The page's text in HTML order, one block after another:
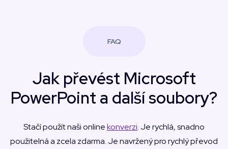
FAQ
Jak převést Microsoft
PowerPoint a další soubory?
Stačí použít naši onlinekonverzi. Je rychlá, snadno
použitelná a zcela zdarma. Je navržený pro rychlý převod